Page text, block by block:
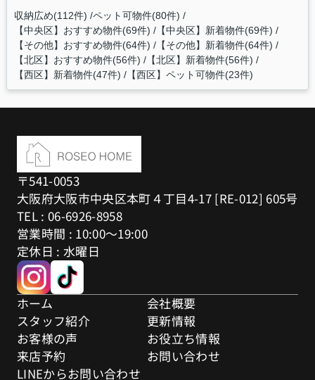
収納広め(112件) ペット可物件(80件)
【中央区】おすすめ物件(69件) 【中央区】新着物件(69件)
【その他】おすすめ物件(64件) 【その他】新着物件(64件)
【北区】おすすめ物件(56件) 【北区】新着物件(56件)
【西区】新着物件(47件) 【西区】ペット可物件(23件)
〒541-0053
大阪府大阪市中央区本町４丁目4-17 [RE-012] 605号
TEL : 06-6926-8958
営業時間 : 10:00～19:00
定休日 : 水曜日
ホーム
会社概要
スタッフ紹介
更新情報
お客様の声
お役立ち情報
来店予約
お問い合わせ
LINEからお問い合わせ